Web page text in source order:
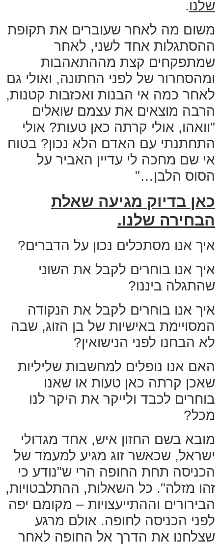
שלנו.
משום מה לאחר שעוברים את תקופת
ההסתגלות אחד לשני, לאחר
שמתפקחים קצת מההתאהבות
ומהסחרור של לפני החתונה, ואולי גם
לאחר כמה אי הבנות ואכזבות קטנות,
הרבה מוצאים את עצמם שואלים
"וואהו, אולי קרתה כאן טעות? אולי
התחתנתי עם האדם הלא נכון? בטוח
אי שם מחכה לי עדיין האביר על
הסוס הלבן…"
כאן בדיוק מגיעה שאלת
הבחירה שלנו.
איך אנו מסתכלים נכון על הדברים?
איך אנו בוחרים לקבל את השוני
שהתגלה ביננו?
איך אנו בוחרים לקבל את הנקודה
המסויימת באישיות של בן הזוג, שבה
לא הבחנו לפני הנישואין?
האם אנו נופלים למחשבות שליליות
שאכן קרתה כאן טעות או שאנו
בוחרים לכבד ולייקר את היקר לנו
מכל?
מובא בשם החזון איש, אחד מגדולי
ישראל, שכאשר זוג מגיע למעמד של
הכניסה תחת החופה הרי ש"נודע כי
זהו מזלה". כל השאלות, ההתלבטויות,
הבירורים וההתייעצויות – מקומם יפה
לפני הכניסה לחופה. אולם מרגע
שצלחנו את הדרך אל החופה לאחר